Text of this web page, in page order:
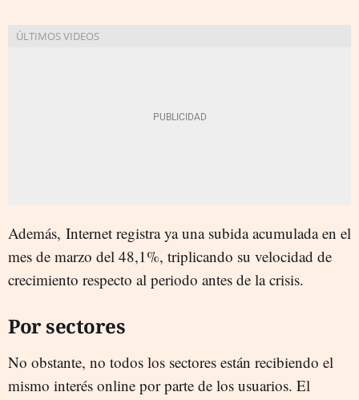
Además, Internet registra ya una subida acumulada en el
mes de marzo del 48,1%, triplicando su velocidad de
crecimiento respecto al periodo antes de la crisis.
Por sectores
No obstante, no todos los sectores están recibiendo el
mismo interés online por parte de los usuarios. El